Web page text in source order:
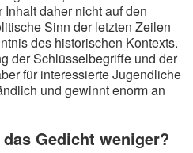
daher nicht auf den
Sinn der letzten Zeilen
des historischen Kontexts.
der Schlüsselbegriffe und der
für interessierte Jugendliche
und gewinnt enorm an
Gedicht weniger?